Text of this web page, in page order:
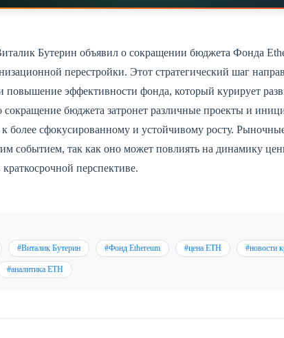
Бутерин объявил о сокращении бюджета Фонда
перестройки. Этот стратегический шаг
эффективности фонда, который курирует
сокращение бюджета затронет различные проекты и
к более сфокусированному и устойчивому росту.
событием, так как оно может повлиять на динамику
перспективе.
#Виталик Бутерин #Фонд Ethereum #цена ETH #новости
#аналитика ETH